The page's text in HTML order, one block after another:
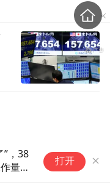
”，38
量断
套”
打开